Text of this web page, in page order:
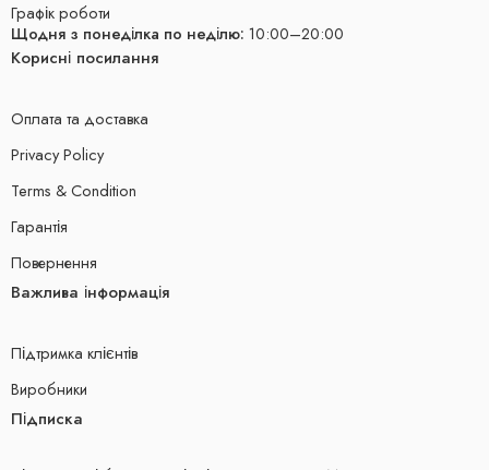
Графік роботи
Щодня з понеділка по неділю: 10:00–20:00
Корисні посилання
Оплата та доставка
Privacy Policy
Terms & Condition
Гарантія
Повернення
Важлива інформація
Підтримка клієнтів
Виробники
Підписка